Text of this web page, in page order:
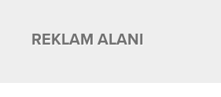
REKLAM ALANI